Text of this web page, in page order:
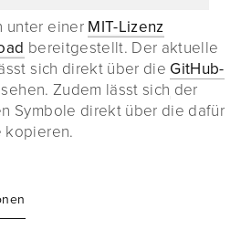
unter einer MIT-Lizenz
bereitgestellt. Der aktuelle
sich direkt über die GitHub-
Zudem lässt sich der
Symbole direkt über die dafür
kopieren.